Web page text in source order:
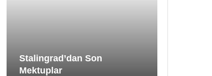
Stalingrad’dan Son
Mektuplar